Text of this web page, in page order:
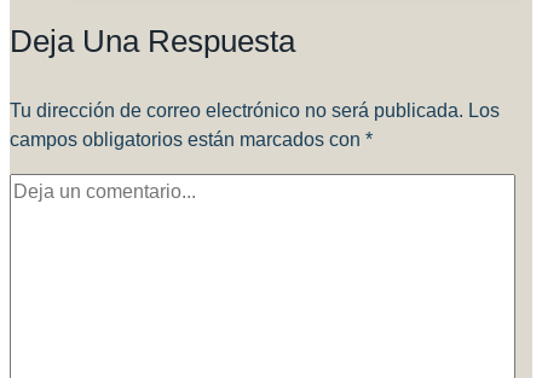
A-
Deja Una Respuesta
Tu dirección de correo electrónico no será publicada. Los
campos obligatorios están marcados con *